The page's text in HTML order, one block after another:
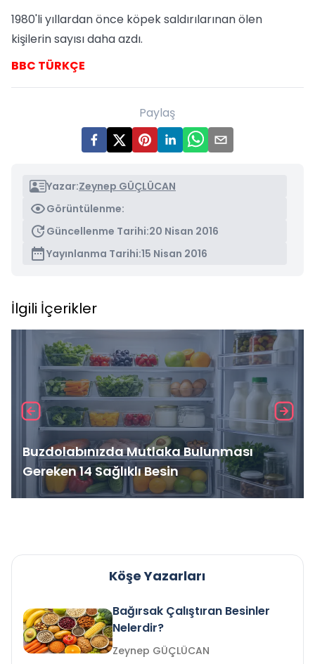
1980'li yıllardan önce köpek saldırılarınan ölen
kişilerin sayısı daha azdı.
BBC TÜRKÇE
Paylaş
Yazar:Zeynep GÜÇLÜCAN
Görüntülenme:
Güncellenme Tarihi:20 Nisan 2016
Yayınlanma Tarihi:15 Nisan 2016
İlgili İçerikler
Buzdolabınızda Mutlaka Bulunması
Gereken 14 Sağlıklı Besin
Köşe Yazarları
Bağırsak Çalıştıran Besinler
Nelerdir?
Zeynep GÜÇLÜCAN